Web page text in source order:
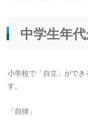
中学生年
小学校で「自立」がで
す。
「自律」